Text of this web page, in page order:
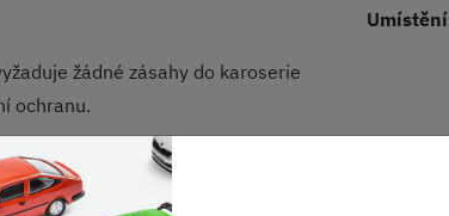
žádné zásahy do karoserie
ochranu.
vašeho vozu ŠKODA RAPID